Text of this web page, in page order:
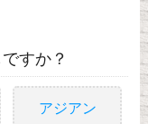
すか？
アジアン